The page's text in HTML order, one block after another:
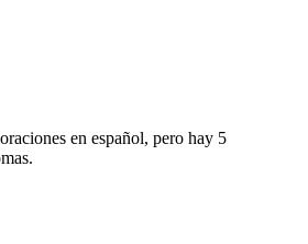
en español, pero hay 5